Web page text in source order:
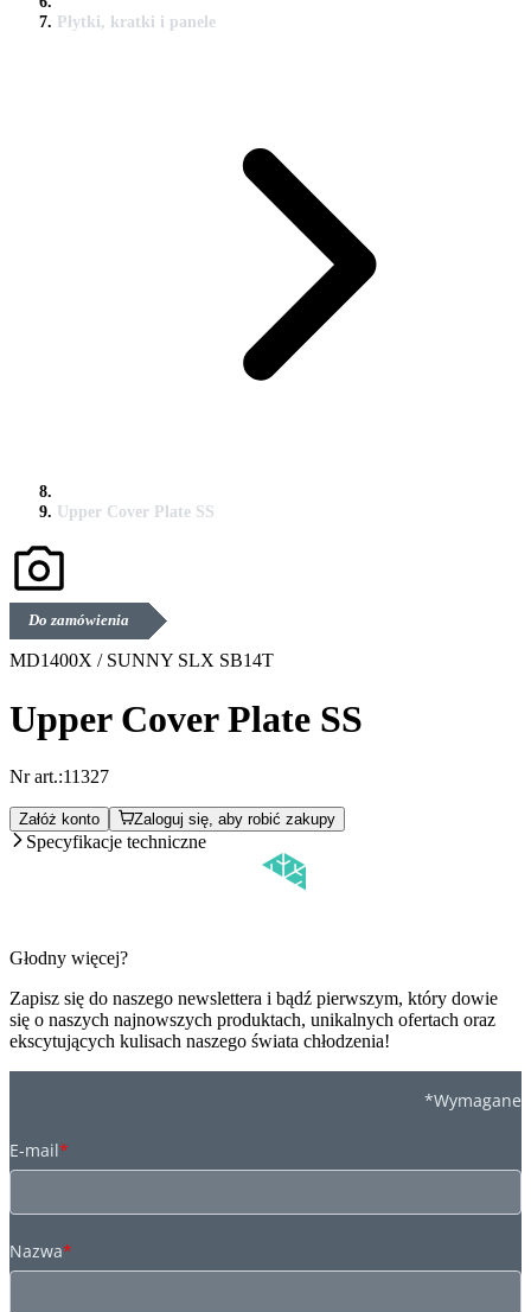
Płytki, kratki i panele
Upper Cover Plate SS
Do zamówienia
MD1400X / SUNNY SLX SB14T
Upper Cover Plate SS
Nr art.:11327
Załóż konto Zaloguj się, aby robić zakupy
Specyfikacje techniczne
Głodny więcej?
Zapisz się do naszego newslettera i bądź pierwszym, który dowie
się o naszych najnowszych produktach, unikalnych ofertach oraz
ekscytujących kulisach naszego świata chłodzenia!
*Wymagane
E-mail*
Nazwa*